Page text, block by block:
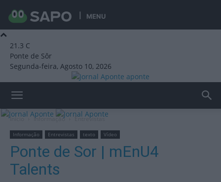
MENU
21.3 C
Ponte de Sôr
Segunda-feira, Agosto 10, 2026
aponte
Início Informação Entrevistas
Informação Entrevistas texto Vídeo
Ponte de Sor | mEnU4
Talents